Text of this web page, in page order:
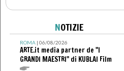
NOTIZIE
ROMA| 06/08/2026
ARTE.it media partner de "I
GRANDI MAESTRI" di KUBLAI Film